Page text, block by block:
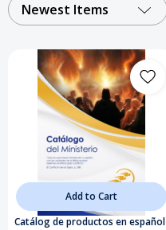
Newest Items
Add to Cart
Catálog de productos en español